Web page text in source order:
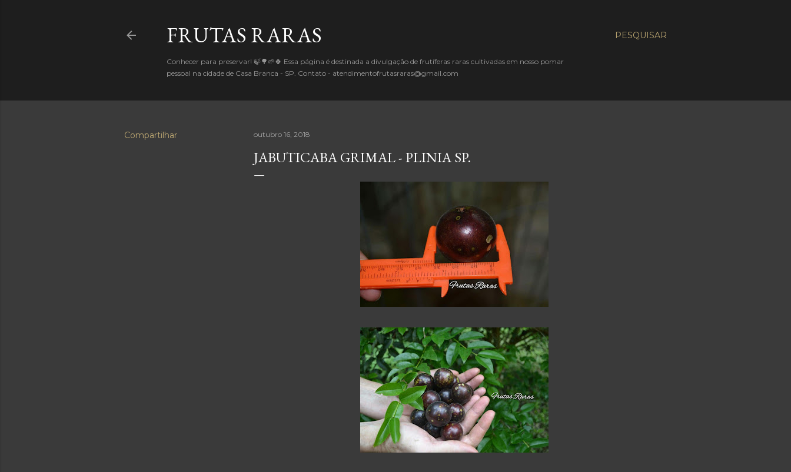
PESQUISAR
FRUTAS RARAS
Conhecer para preservar! 🍃🌳🌱🍀 Essa página é destinada a divulgação de frutíferas raras cultivadas em nosso pomar
pessoal na cidade de Casa Branca - SP. Contato - atendimentofrutasraras@gmail.com
Compartilhar outubro 16, 2018
JABUTICABA GRIMAL - PLINIA SP.